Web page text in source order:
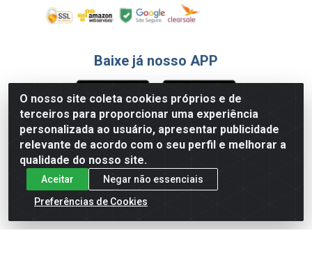
O nosso site coleta cookies próprios e de
terceiros para proporcionar uma experiência
personalizada ao usuário, apresentar publicidade
relevante de acordo com o seu perfil e melhorar a
qualidade do nosso site.
Aceitar
Negar não essenciais
Preferências de Cookies
Baixe já nosso APP
Formas de Pagamento